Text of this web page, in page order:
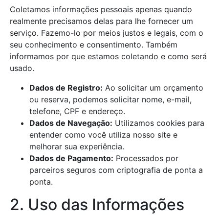
Coletamos informações pessoais apenas quando
realmente precisamos delas para lhe fornecer um
serviço. Fazemo-lo por meios justos e legais, com o
seu conhecimento e consentimento. Também
informamos por que estamos coletando e como será
usado.
Dados de Registro: Ao solicitar um orçamento
ou reserva, podemos solicitar nome, e-mail,
telefone, CPF e endereço.
Dados de Navegação: Utilizamos cookies para
entender como você utiliza nosso site e
melhorar sua experiência.
Dados de Pagamento: Processados por
parceiros seguros com criptografia de ponta a
ponta.
2. Uso das Informações